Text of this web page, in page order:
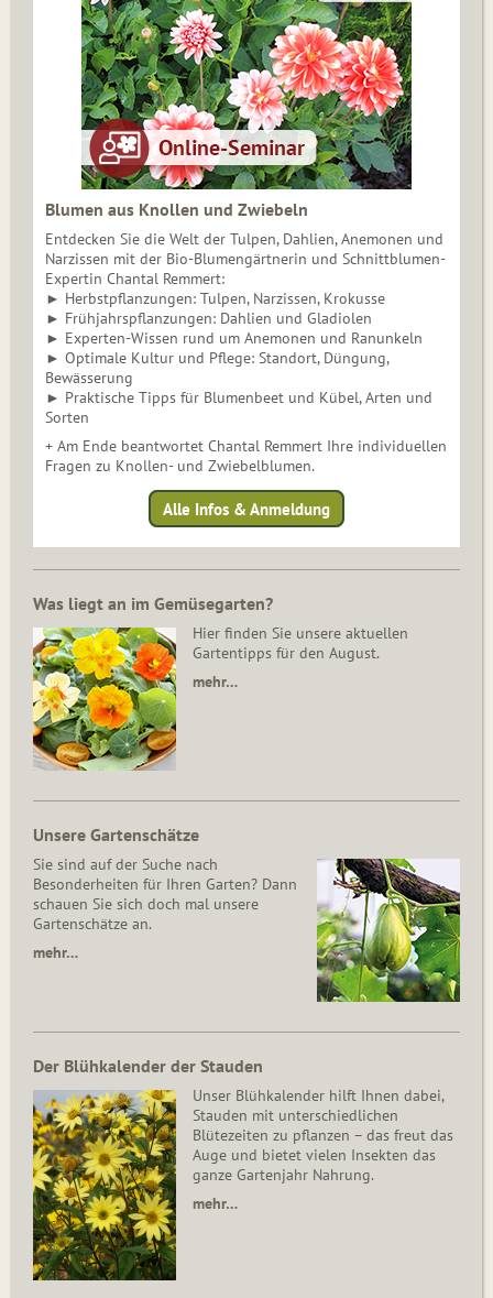
Blumen aus Knollen und Zwiebeln
Entdecken Sie die Welt der Tulpen, Dahlien, Anemonen und
Narzissen mit der Bio-Blumengärtnerin und Schnittblumen-
Expertin Chantal Remmert:
► Herbstpflanzungen: Tulpen, Narzissen, Krokusse
► Frühjahrspflanzungen: Dahlien und Gladiolen
► Experten-Wissen rund um Anemonen und Ranunkeln
► Optimale Kultur und Pflege: Standort, Düngung,
Bewässerung
► Praktische Tipps für Blumenbeet und Kübel, Arten und
Sorten
+ Am Ende beantwortet Chantal Remmert Ihre individuellen
Fragen zu Knollen- und Zwiebelblumen.
Alle Infos & Anmeldung
Was liegt an im Gemüsegarten?
Hier finden Sie unsere aktuellen
Gartentipps für den August.
mehr…
Unsere Gartenschätze
Sie sind auf der Suche nach
Besonderheiten für Ihren Garten? Dann
schauen Sie sich doch mal unsere
Gartenschätze an.
mehr…
Der Blühkalender der Stauden
Unser Blühkalender hilft Ihnen dabei,
Stauden mit unterschiedlichen
Blütezeiten zu pflanzen – das freut das
Auge und bietet vielen Insekten das
ganze Gartenjahr Nahrung.
mehr…